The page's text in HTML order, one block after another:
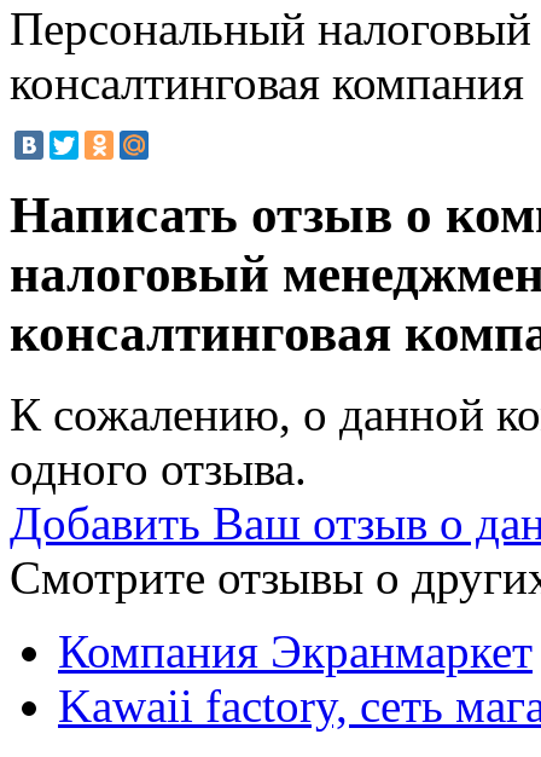
Персональный
консалтинговая компания
Написать отзыв о
налоговый
консалтинговая
К сожалению, о данной
одного отзыва.
Добавить Ваш отзыв о
Смотрите отзывы о
Компания Экранмаркет
Kawaii factory, сеть